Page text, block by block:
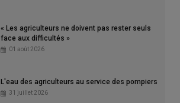
« Les agriculteurs ne doivent pas rester seuls
face aux difficultés »
01 août 2026
L'eau des agriculteurs au service des pompiers
31 juillet 2026